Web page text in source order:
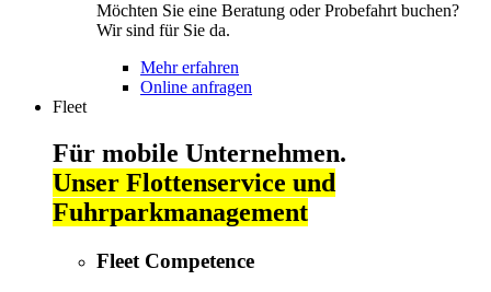
Möchten Sie eine Beratung oder Probefahrt buchen?
Wir sind für Sie da.
Mehr erfahren
Online anfragen
Fleet
Für mobile Unternehmen.
Unser Flottenservice und
Fuhrparkmanagement
Fleet Competence